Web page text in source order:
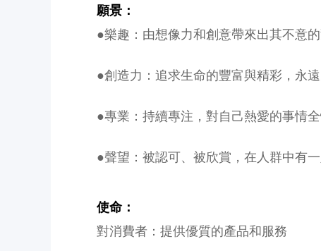
願景：
●樂趣：由想像力和創意帶來出其不意
●創造力：追求生命的豐富與精彩，永
●專業：持續專注，對自己熱愛的事情
●聲望：被認可、被欣賞，在人群中有
使命：
對消費者：提供優質的產品和服務